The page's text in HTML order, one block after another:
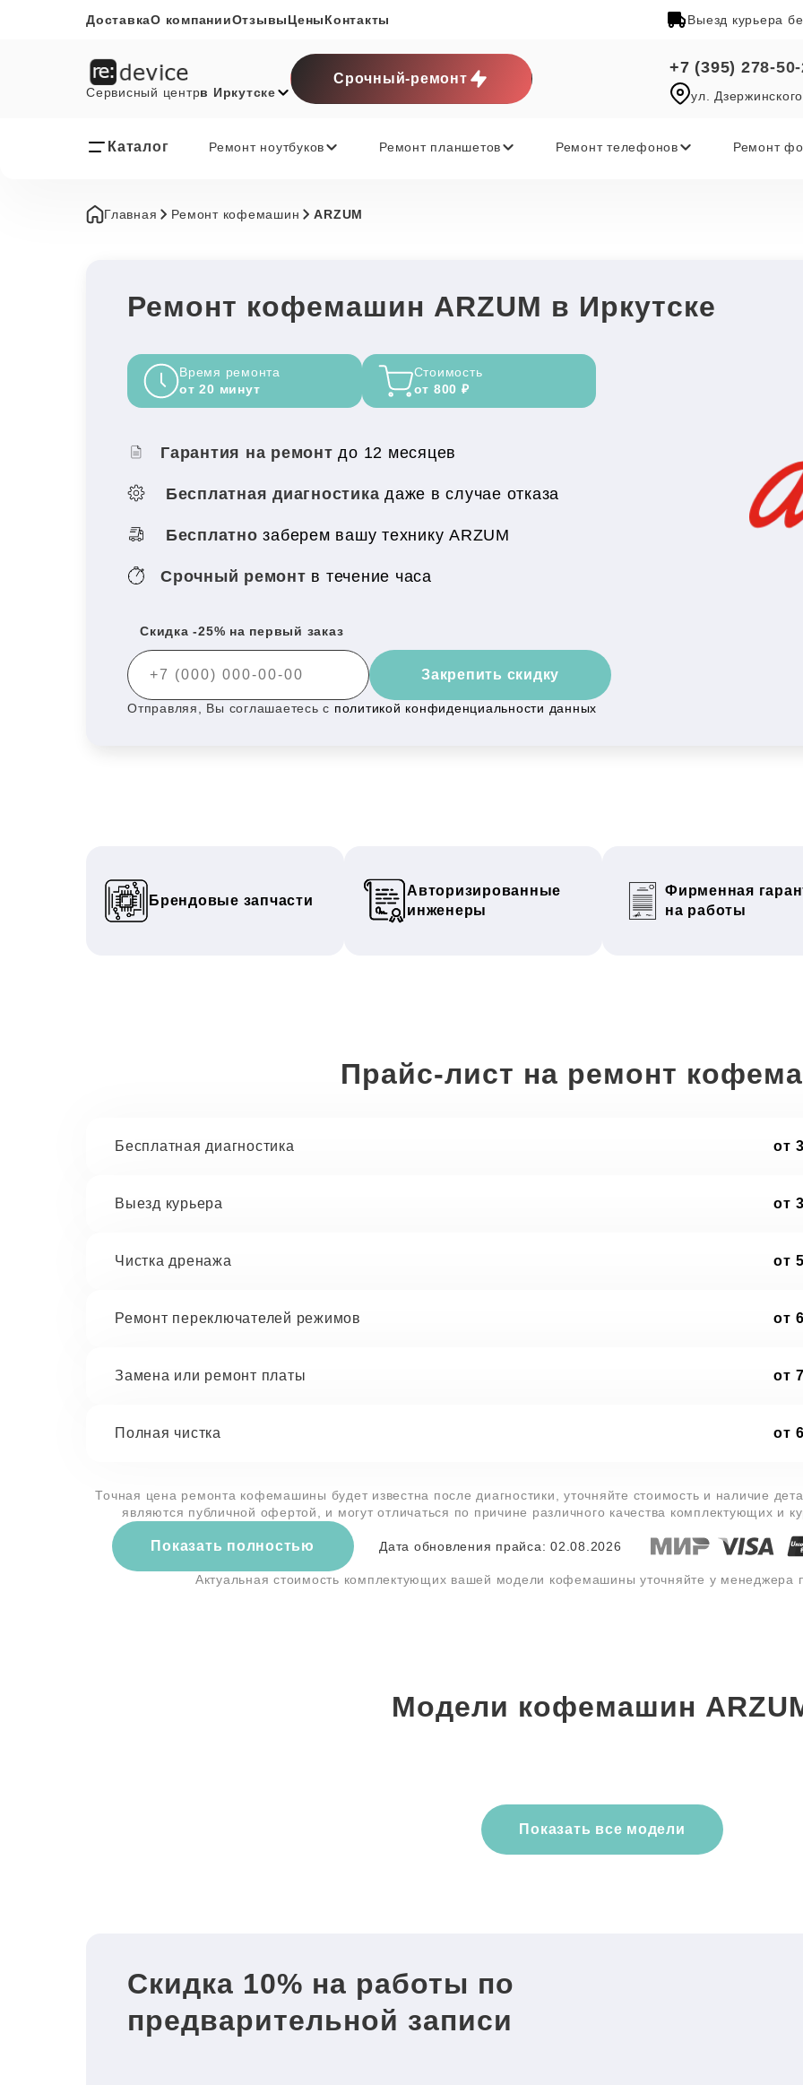
ДоставкаО компанииОтзывыЦеныКонтакты Выезд курьера
Сервисный центрв Иркутске
Срочный-ремонт
+7 (395) 278-
ул.
Каталог Ремонт ноутбуков Ремонт планшетов Ремонт телефонов Ремонт
Главная Ремонт кофемашин ARZUM
Ремонт кофемашин ARZUM в Иркутске
Время ремонта
от 20 минут
Стоимость
от 800 ₽
Гарантия на ремонтдо 12 месяцев
Бесплатная диагностика даже в случае отказа
Бесплатно заберем вашу технику ARZUM
Срочный ремонт в течение часа
Скидка -25% на первый заказ
Закрепить скидку
Отправляя, Вы соглашаетесь с политикой конфиденциальности данных
Брендовые запчасти
Авторизированные
инженеры
Фирменная
на работы
Прайс-лист на ремонт
Бесплатная диагностика от
Выезд курьера от
Чистка дренажа от
Ремонт переключателей режимов от
Замена или ремонт платы от
Полная чистка от
Точная цена ремонта кофемашины будет известна после диагностики, уточняйте стоимость и наличие
являются публичной офертой, и могут отличаться по причине различного качества комплектующих и
Показать полностью Дата обновления прайса: 02.08.2026
Актуальная стоимость комплектующих вашей модели кофемашины уточняйте у менеджера
Модели кофемашин
Показать все модели
Скидка 10% на работы по
предварительной записи